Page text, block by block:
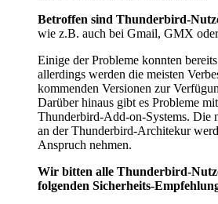
Betroffen sind Thunderbird-
wie z.B. auch bei Gmail, GMX
Einige der Probleme konnten
allerdings werden die meisten
kommenden Versionen zur
Darüber hinaus gibt es Probleme
Thunderbird-Add-on-Systems. Die
an der Thunderbird-Architekur
Anspruch nehmen.
Wir bitten alle Thunderbird-
folgenden Sicherheits-